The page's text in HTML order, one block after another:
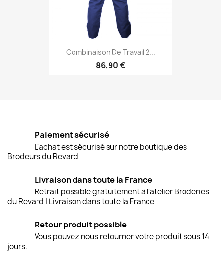
Combinaison De Travail 2...
86,90 €
Paiement sécurisé
L'achat est sécurisé sur notre boutique des
Brodeurs du Revard
Livraison dans toute la France
Retrait possible gratuitement à l'atelier Broderies
du Revard | Livraison dans toute la France
Retour produit possible
Vous pouvez nous retourner votre produit sous 14
jours.